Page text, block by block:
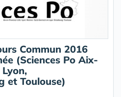
Commun 2016
(Sciences Po Aix-
et Toulouse)